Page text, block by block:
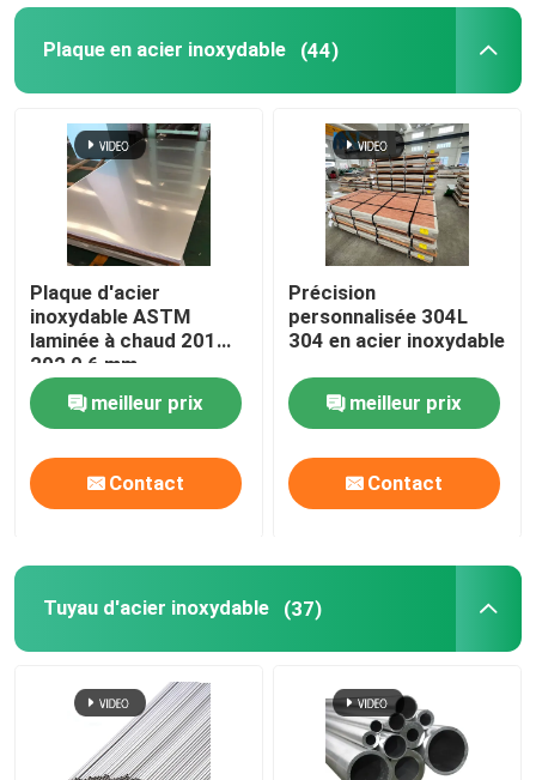
Demande de soumission
Plaque en acier inoxydable
Tuyau d'acier inoxydable
Coils en acier inoxydable
Barre d'acier inoxydable
Profil d'acier inoxydable
Alliage de nickel
Alliage de Monel
Alliage d'Inconel
Plaque en acier inoxydable (44)
Plaque d'acier
inoxydable ASTM
laminée à chaud 201
202 0,6 mm
d'épaisseur 2b Plaque
d'acier inoxydable finie
meilleur prix
Contact
Précision
personnalisée 304L
304 en acier inoxydable
meilleur prix
Contact
Tuyau d'acier inoxydable (37)